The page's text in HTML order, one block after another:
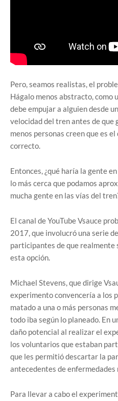
Pero, seamos realistas, el
Hágalo menos abstracto, como
debe empujar a alguien desde
velocidad del tren antes de que
menos personas creen que es
correcto.
Entonces, ¿qué haría la gente
lo más cerca que podamos
mucha gente en las vías del
El canal de YouTube Vsauce
2017, que involucró una serie
participantes de que realmente
esta opción.
Michael Stevens, que dirige
experimento convencería a los
matado a una o más personas
todo iba según lo planeado. En
daño potencial al realizar el
los voluntarios que estaban
que les permitió descartar la
antecedentes de
Para llevar a cabo el